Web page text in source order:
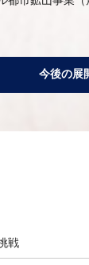
今後の展
戦